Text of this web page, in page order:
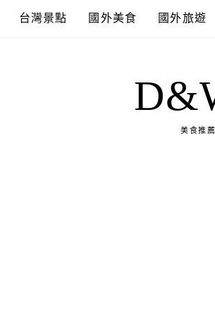
台灣景點 國外美食 國外旅遊
美食推